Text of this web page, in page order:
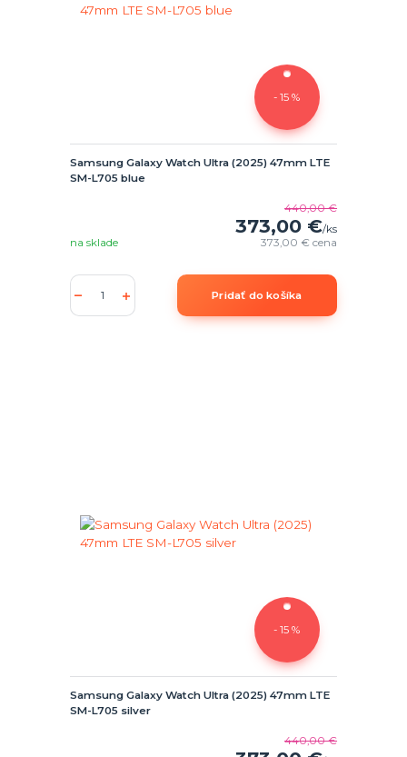
- 15 %
Samsung Galaxy Watch Ultra (2025) 47mm LTE
SM-L705 blue
440,00 €
373,00 €/ks
373,00 €cena
na sklade
Pridať do košíka
- 15 %
Samsung Galaxy Watch Ultra (2025) 47mm LTE
SM-L705 silver
440,00 €